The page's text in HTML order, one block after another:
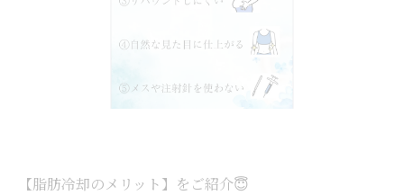
【脂肪冷却のメリット】をご紹介😇